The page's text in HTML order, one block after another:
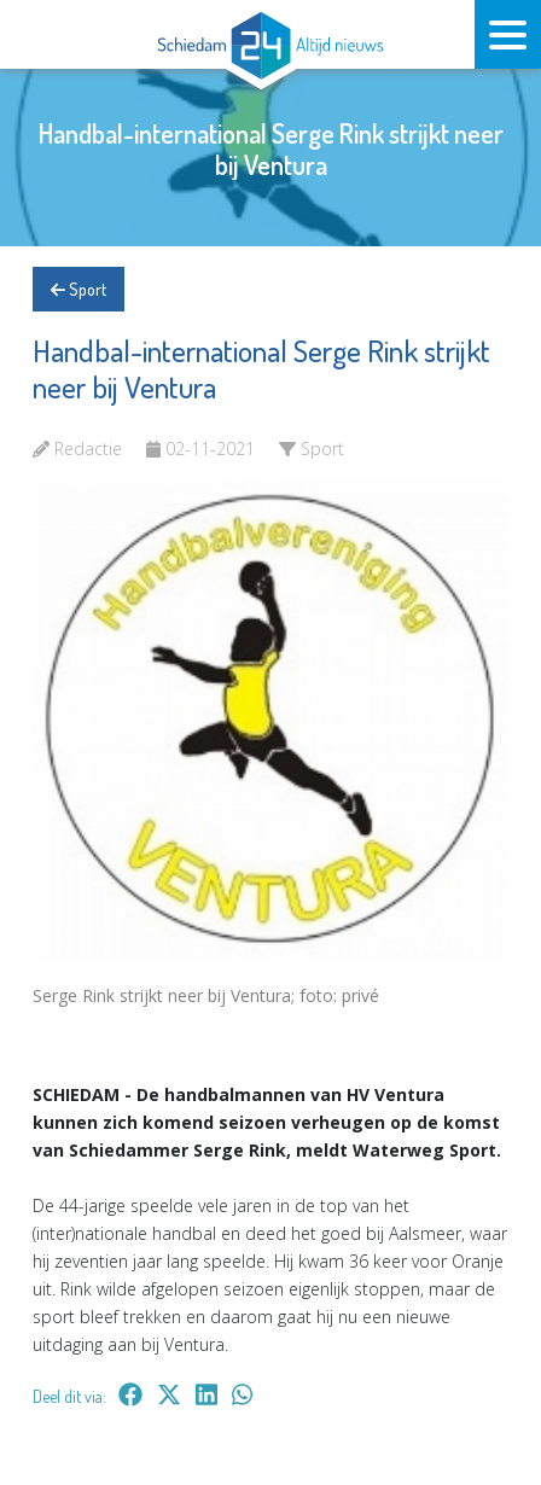
Handbal-international Serge Rink strijkt neer
bij Ventura
Sport
Handbal-international Serge Rink strijkt
neer bij Ventura
Redactie 02-11-2021 Sport
Serge Rink strijkt neer bij Ventura; foto: privé
SCHIEDAM - De handbalmannen van HV Ventura
kunnen zich komend seizoen verheugen op de komst
van Schiedammer Serge Rink, meldt Waterweg Sport.
De 44-jarige speelde vele jaren in de top van het
(inter)nationale handbal en deed het goed bij Aalsmeer, waar
hij zeventien jaar lang speelde. Hij kwam 36 keer voor Oranje
uit. Rink wilde afgelopen seizoen eigenlijk stoppen, maar de
sport bleef trekken en daarom gaat hij nu een nieuwe
uitdaging aan bij Ventura.
Deel dit via: